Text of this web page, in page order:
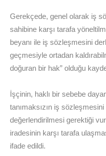
Gerekçede, genel olarak iş
sahibine karşı tarafa
beyanı ile iş sözleşmesini
geçmesiyle ortadan
doğuran bir hak” olduğu
İşçinin, haklı bir sebebe
tanımaksızın iş
değerlendirilmesi gerektiği
iradesinin karşı tarafa
ifade edildi.